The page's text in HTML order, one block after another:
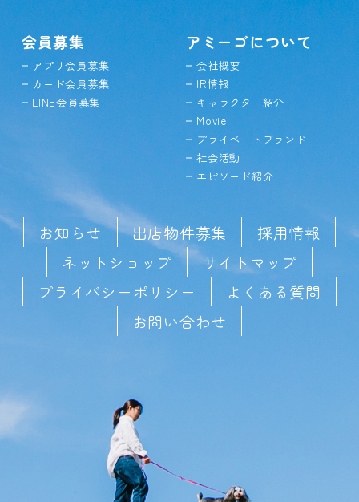
会員募集
アプリ会員募集
カード会員募集
LINE会員募集
アミーゴについて
会社概要
IR情報
キャラクター紹介
Movie
プライベートブランド
社会活動
エピソード紹介
お知らせ 出店物件募集
採用情報
ネットショップ
サイトマップ
プライバシーポリシー
よくある質問
お問い合わせ